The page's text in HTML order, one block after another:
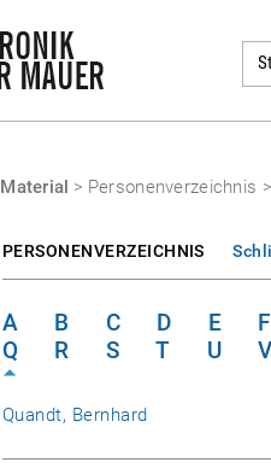
Material > Personenverzeichnis >
PERSONENVERZEICHNIS
A B C D E F
Q
R S T U V
Quandt, Bernhard